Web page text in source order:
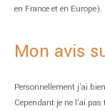
en France et en Europe).
Mon avis
Personnellement j’ai
Cependant je ne l’ai